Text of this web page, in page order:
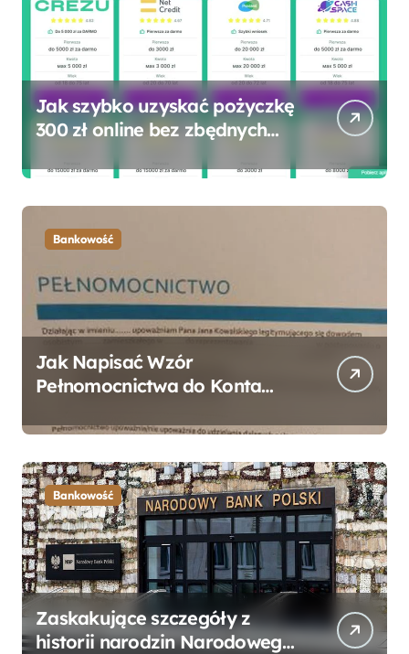
Jak szybko uzyskać pożyczkę
300 zł online bez zbędnych
Bankowość
Jak Napisać Wzór
Pełnomocnictwa do Konta
Przewodnik
Bankowość
Zaskakujące szczegóły z
historii narodzin Narodowego